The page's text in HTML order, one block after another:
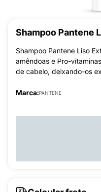
Shampoo Pantene
Shampoo Pantene Liso
amêndoas e Pro-
de cabelo, deixando-os
Marca:PANTENE